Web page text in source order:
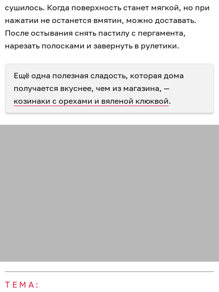
сушилось. Когда поверхность станет мягкой, но при
нажатии не останется вмятин, можно доставать.
После остывания снять пастилу с пергамента,
нарезать полосками и завернуть в рулетики.
Ещё одна полезная сладость, которая дома
получается вкуснее, чем из магазина, —
козинаки с орехами и вяленой клюквой.
ТЕМА: